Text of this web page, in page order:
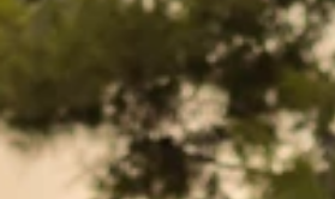
Urlaubsarten
Marken